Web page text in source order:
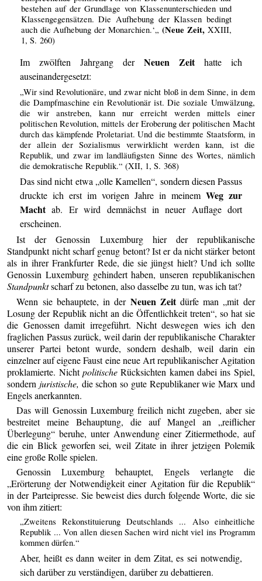
bestehen auf der Grundlage von Klassenunterschieden und
Klassengegensätzen. Die Aufhebung der Klassen bedingt
auch die Aufhebung der Monarchien.‘„(Neue Zeit, XXIII,
1, S. 260)
Im zwölften Jahrgang derNeuen Zeithatte ich
auseinandergesetzt:
„Wir sind Revolutionäre, und zwar nicht bloß in dem Sinne, in dem
die Dampfmaschine ein Revolutionär ist. Die soziale Umwälzung,
die wir anstreben, kann nur erreicht werden mittels einer
politischen Revolution, mittels der Eroberung der politischen Macht
durch das kämpfende Proletariat. Und die bestimmte Staatsform, in
der allein der Sozialismus verwirklicht werden kann, ist die
Republik, und zwar im landläufigsten Sinne des Wortes, nämlich
die demokratische Republik.“ (XII, 1, S. 368)
Das sind nicht etwa „olle Kamellen“, sondern diesen Passus
druckte ich erst im vorigen Jahre in meinemWeg zur
Machtab. Er wird demnächst in neuer Auflage dort
erscheinen.
Ist der Genossin Luxemburg hier der republikanische
Standpunkt nicht scharf genug betont? Ist er da nicht stärker betont
als in ihrer Frankfurter Rede, die sie jüngst hielt? Und ich sollte
Genossin Luxemburg gehindert haben, unseren republikanischen
Standpunktscharf zu betonen, also dasselbe zu tun, was ich tat?
Wenn sie behauptete, in der Neuen Zeitdürfe man „mit der
Losung der Republik nicht an die Öffentlichkeit treten“, so hat sie
die Genossen damit irregeführt. Nicht deswegen wies ich den
fraglichen Passus zurück, weil darin der republikanische Charakter
unserer Partei betont wurde, sondern deshalb, weil darin ein
einzelner auf eigene Faust eine neue Art republikanischer Agitation
proklamierte. Nichtpolitische Rücksichten kamen dabei ins Spiel,
sondern juristische, die schon so gute Republikaner wie Marx und
Engels anerkannten.
Das will Genossin Luxemburg freilich nicht zugeben, aber sie
bestreitet meine Behauptung, die auf Mangel an „reiflicher
Überlegung“ beruhe, unter Anwendung einer Zitiermethode, auf
die ein Blick geworfen sei, weil Zitate in ihrer jetzigen Polemik
eine große Rolle spielen.
Genossin Luxemburg behauptet, Engels verlangte die
„Erörterung der Notwendigkeit einer Agitation für die Republik“
in der Parteipresse. Sie beweist dies durch folgende Worte, die sie
von ihm zitiert:
„Zweitens Rekonstituierung Deutschlands ... Also einheitliche
Republik ... Von allen diesen Sachen wird nicht viel ins Programm
kommen dürfen.“
Aber, heißt es dann weiter in dem Zitat, es sei notwendig,
sich darüber zu verständigen, darüber zu debattieren.